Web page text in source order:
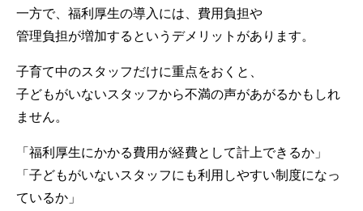
一方で、福利厚生の導入には、費用負担や
管理負担が増加するというデメリットがあります。
子育て中のスタッフだけに重点をおくと、
子どもがいないスタッフから不満の声があがるかもしれ
ません。
「福利厚生にかかる費用が経費として計上できるか」
「子どもがいないスタッフにも利用しやすい制度になっ
ているか」